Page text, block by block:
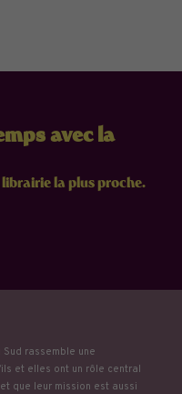
avec la
la plus proche.
rassemble une
et elles ont un rôle central
que leur mission est aussi